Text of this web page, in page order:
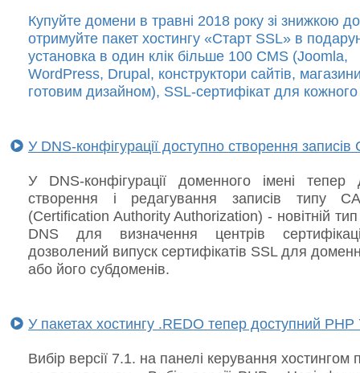
Купуйте домени в травні 2018 року зі знижкою
отримуйте пакет хостингу «Старт SSL» в
установка в один клік більше 100 CMS (Joomla,
WordPress, Drupal, конструктори сайтів,
готовим дизайном), SSL-сертифікат для кожного
У DNS-конфігурації доступно створення записів
У DNS-конфігурації доменного імені тепер
створення і редагування записів типу
(Certification Authority Authorization) - новітній
DNS для визначення центрів
дозволений випуск сертифікатів SSL для
або його субдоменів.
У пакетах хостингу .REDO тепер доступний PHP
Вибір версії 7.1. на панелі керування хостингом